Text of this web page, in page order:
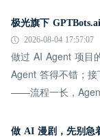
2026-08-04 17:57:07
做过 AI Agent 项目
Agent 答得不错；
——流程一长，
做 AI 漫剧，先别急